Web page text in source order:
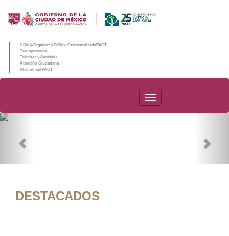
CDMX/Organismo Público Descentralizado/PAOT
Transparencia
Trámites y Servicios
Atención Ciudadana
Web e-mail PAOT
PAOT
DESTACADOS